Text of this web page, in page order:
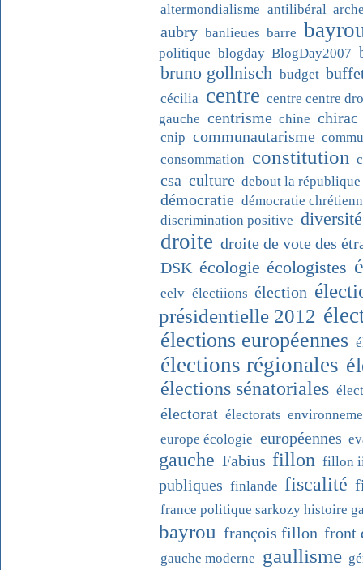
altermondialisme antilibéral
aubry banlieues barre
politique blogday BlogDay2007
bruno gollnisch budget
cécilia centre centre centre
gauche centrisme chine chirac
cnip communautarisme
consommation constitution
csa culture debout la république
démocratie démocratie
discrimination positive diversité
droite droite de vote des
DSK écologie écologistes
eelv électiions élection
présidentielle 2012
élections européennes
élections régionales
élections sénatoriales
électorat électorats
europe écologie européennes
gauche Fabius fillon fillon
publiques finlande fiscalité
france politique sarkozy histoire
bayrou françois fillon front
gauche moderne gaullisme